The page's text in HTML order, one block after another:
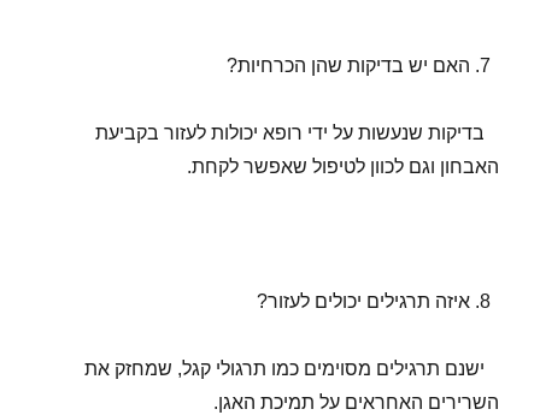
האם יש בדיקות שהן הכרחיות?
בדיקות שנעשות על ידי רופא יכולות לעזור בקביעת
האבחון וגם לכוון לטיפול שאפשר לקחת.
איזה תרגילים יכולים לעזור?
ישנם תרגילים מסוימים כמו תרגולי קגל, שמחזק את
השרירים האחראים על תמיכת האגן.